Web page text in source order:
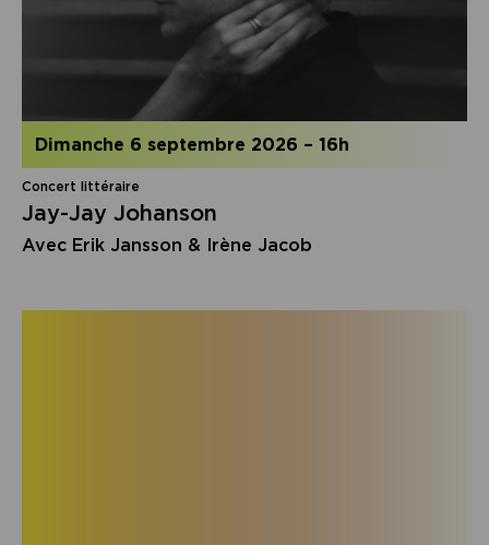
dimanche 6 septembre 2026 – 16h
Concert littéraire
Jay-Jay Johanson
Avec Erik Jansson & Irène Jacob